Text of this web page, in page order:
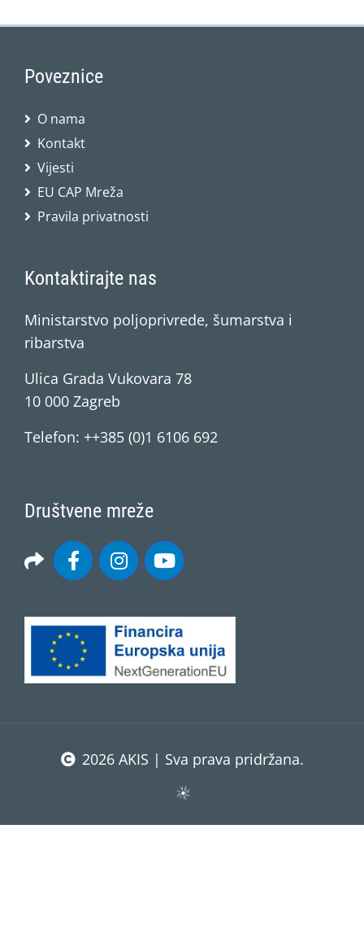
Poveznice
O nama
Kontakt
Vijesti
EU CAP Mreža
Pravila privatnosti
Kontaktirajte nas
Ministarstvo poljoprivrede, šumarstva i
ribarstva
Ulica Grada Vukovara 78
10 000 Zagreb
Telefon: ++385 (0)1 6106 692
Društvene mreže
2026 AKIS | Sva prava pridržana.